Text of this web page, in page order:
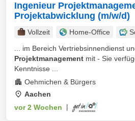
Ingenieur
Projektabwicklung (m/w/d)
Vollzeit Home-Office
... im Bereich Vertriebsinnendienst
Projektmanagement mit - Sie
Kenntnisse ...
Oehmichen & Bürgers
Aachen
vor 2 Wochen